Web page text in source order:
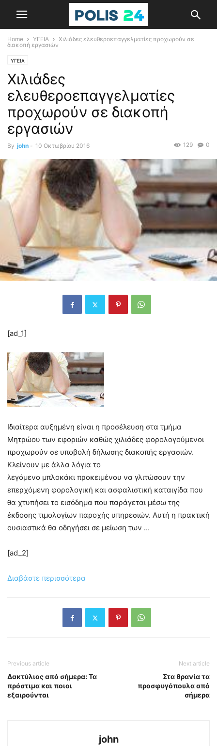
Home ΥΓΕΙΑ
Χιλιάδες ελευθεροεπαγγελματίες προχωρούν σε
διακοπή εργασιών
ΥΓΕΙΑ
Χιλιάδες
ελευθεροεπαγγελματίες
προχωρούν σε διακοπή
εργασιών
By john - 10 Οκτωβρίου 2016 0
129
[ad_1]
Ιδιαίτερα αυξημένη είναι η προσέλευση στα τμήμα
Μητρώου των εφοριών καθώς χιλιάδες φορολογούμενοι
προχωρούν σε υποβολή δήλωσης διακοπής εργασιών.
Κλείνουν με άλλα λόγια το
λεγόμενο μπλοκάκι προκειμένου να γλιτώσουν την
επερχόμενη φορολογική και ασφαλιστική καταιγίδα που
θα χτυπήσει το εισόδημα που παράγεται μέσω της
έκδοσης τιμολογίων παροχής υπηρεσιών. Αυτή η πρακτική
ουσιαστικά θα οδηγήσει σε μείωση των …
[ad_2]
Διαβάστε περισσότερα
Previous article
Δακτύλιος από σήμερα: Τα
πρόστιμα και ποιοι
εξαιρούνται
Next article
Στα θρανία τα
προσφυγόπουλα από
σήμερα
john